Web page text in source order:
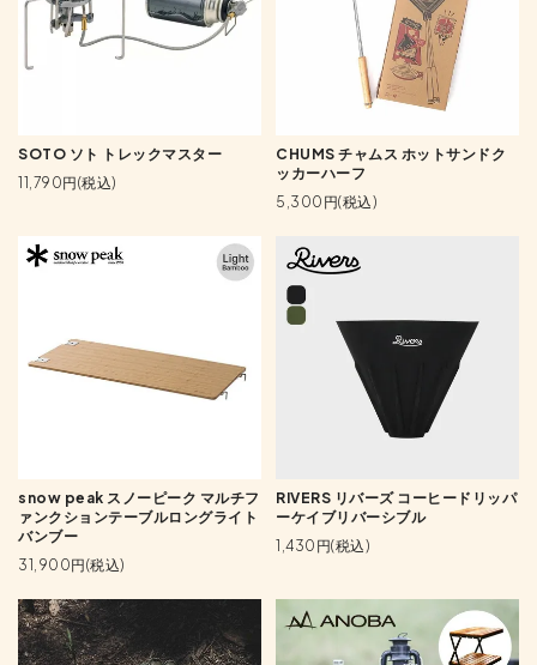
SOTO ソト トレックマスター
11,790円(税込)
CHUMS チャムス ホットサンドク
ッカーハーフ
5,300円(税込)
snow peak スノーピーク マルチフ
ァンクションテーブルロングライト
バンブー
31,900円(税込)
RIVERS リバーズ コーヒードリッパ
ーケイブリバーシブル
1,430円(税込)